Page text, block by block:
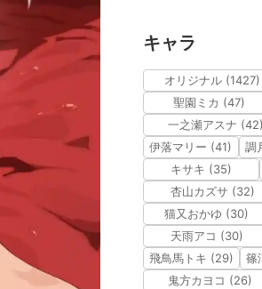
キャラ
オリジナル (1427)
聖園ミカ (47)
一之瀬アスナ (42)
伊落マリー (41)
調
キサキ (35)
杏山カズサ (32)
猫又おかゆ (30)
天雨アコ (30)
飛鳥馬トキ (29)
篠
鬼方カヨコ (26)